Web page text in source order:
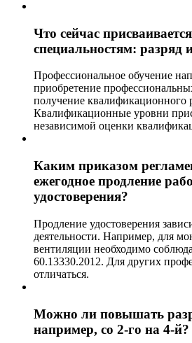
Что сейчас
специальностям: разряд
Профессиональное обучение
приобретение
получение квалификационного
Квалификационные уровни
независимой оценки
Каким приказом
ежегодное продление
удостоверения?
Продление удостоверения
деятельности. Например, для
вентиляции необходимо
60.13330.2012. Для других
отличаться.
Можно ли повышать
например, со 2-го на 4-й?